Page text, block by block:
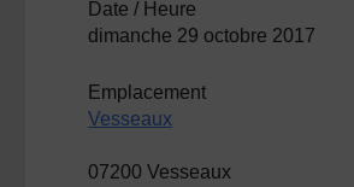
Date / Heure
dimanche 29 octobre 2017
Emplacement
Vesseaux
07200 Vesseaux